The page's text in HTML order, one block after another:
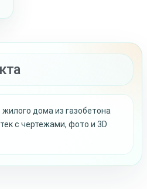
дома из газобетона
с чертежами, фото и 3D